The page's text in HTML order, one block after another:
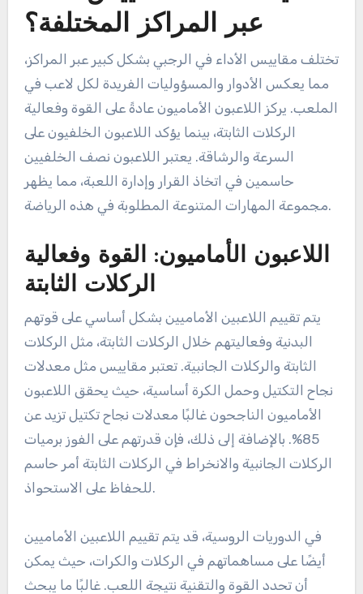
كيف تختلف مقاييس الأداء
عبر المراكز المختلفة؟
تختلف مقاييس الأداء في الرجبي بشكل كبير عبر المراكز،
الملعب. يركز اللاعبون الأماميون عادةً على القوة وفعالية
الركلات الثابتة، بينما يؤكد اللاعبون الخلفيون على
السرعة والرشاقة. يعتبر اللاعبون نصف الخلفيين
حاسمين في اتخاذ القرار وإدارة اللعبة، مما يظهر
اللاعبون الأماميون: القوة وفعالية
الركلات الثابتة
يتم تقييم اللاعبين الأماميين بشكل أساسي على قوتهم
البدنية وفعاليتهم خلال الركلات الثابتة، مثل الركلات
نجاح التكتيل وحمل الكرة أساسية، حيث يحقق اللاعبون
الأماميون الناجحون غالبًا معدلات نجاح تكتيل تزيد عن
85%. بالإضافة إلى ذلك، فإن قدرتهم على الفوز برميات